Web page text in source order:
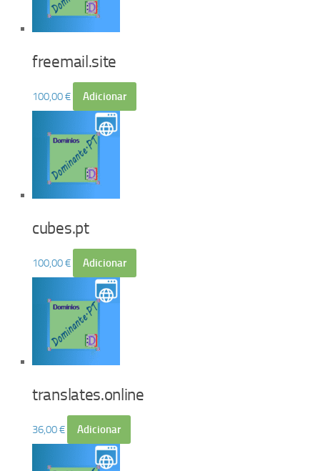
freemail.site
100,00€ Adicionar
cubes.pt
100,00€ Adicionar
translates.online
36,00€ Adicionar